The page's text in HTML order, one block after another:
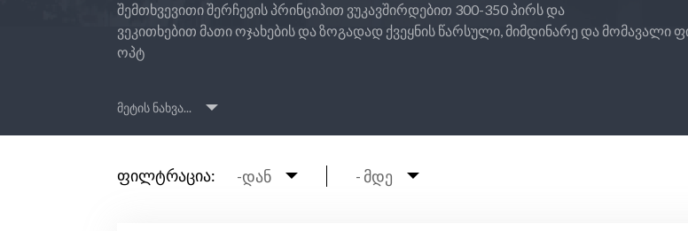
შემთხვევითი შერჩევის პრინციპით ვუკავშირდებით 300-350 პირს და
ვეკითხებით მათი ოჯახების და ზოგადად ქვეყნის წარსული, მიმდინარე და მომავალი
ოპტ
მეტის ნახვა...
ფილტრაცია: -დან - მდე